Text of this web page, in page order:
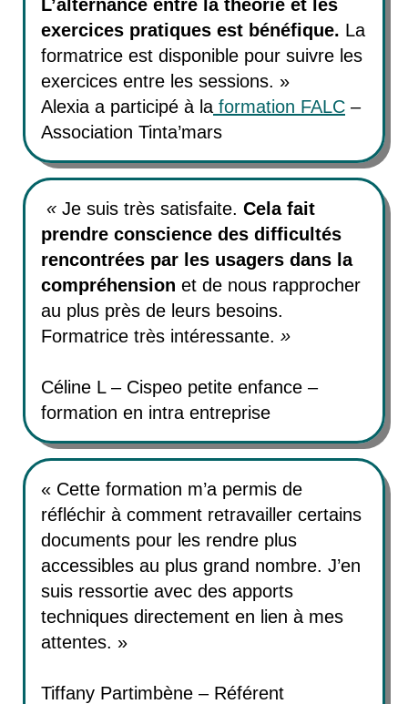
L’alternance entre la théorie et les
exercices pratiques est bénéfique. La
formatrice est disponible pour suivre les
exercices entre les sessions. »
Alexia a participé à la formation FALC –
Association Tinta’mars
« Je suis très satisfaite. Cela fait
prendre conscience des difficultés
rencontrées par les usagers dans la
compréhension et de nous rapprocher
au plus près de leurs besoins.
Formatrice très intéressante. »
Céline L – Cispeo petite enfance –
formation en intra entreprise
« Cette formation m’a permis de
réfléchir à comment retravailler certains
documents pour les rendre plus
accessibles au plus grand nombre. J’en
suis ressortie avec des apports
techniques directement en lien à mes
attentes. »
Tiffany Partimbène – Référent